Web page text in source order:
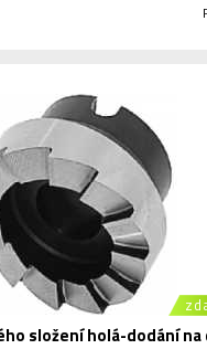
složení holá-dodání